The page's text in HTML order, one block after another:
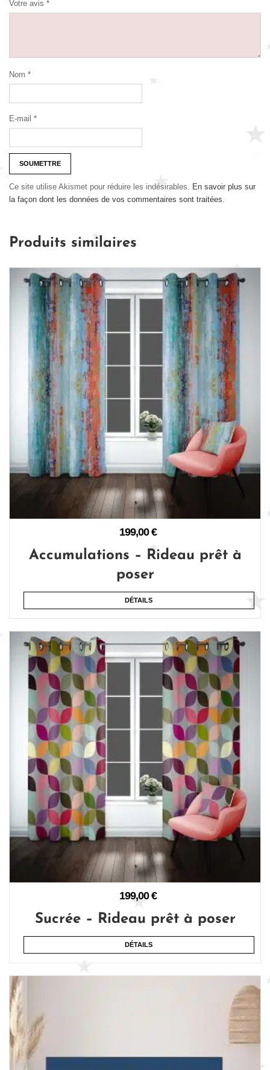
Votre avis *
Nom *
E-mail *
Ce site utilise Akismet pour réduire les indésirables. En savoir plus sur
la façon dont les données de vos commentaires sont traitées.
Produits similaires
199,00€
Accumulations – Rideau prêt à
poser
DÉTAILS
199,00€
Sucrée – Rideau prêt à poser
DÉTAILS